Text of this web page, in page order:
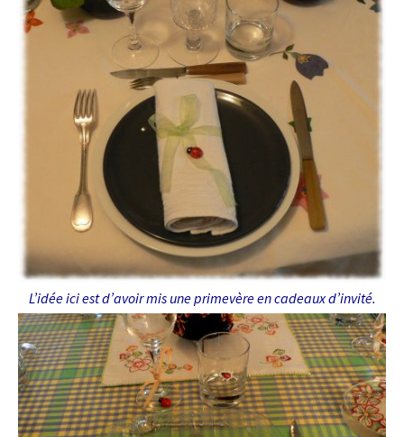
L’idée ici est d’avoir mis une primevère en cadeaux d’invité.